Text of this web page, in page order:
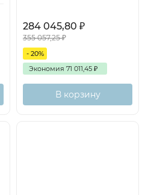
284 045,80 ₽
355 057,25₽
- 20%
Экономия 71 011,45 ₽
В корзину